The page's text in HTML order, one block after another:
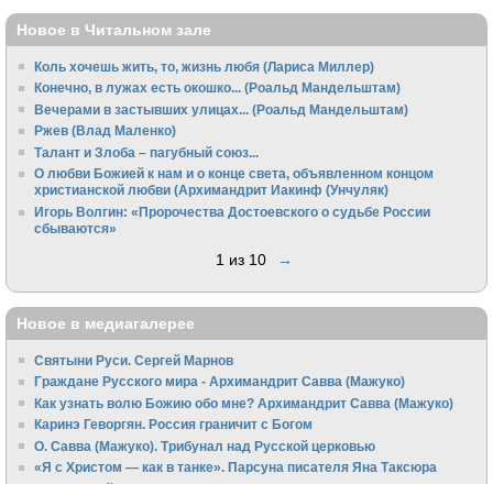
Новое в Читальном зале
Коль хочешь жить, то, жизнь любя (Лариса Миллер)
Конечно, в лужах есть окошко... (Роальд Мандельштам)
Вечерами в застывших улицах... (Роальд Мандельштам)
Ржев (Влад Маленко)
Талант и Злоба – пагубный союз...
О любви Божией к нам и о конце света, объявленном концом
христианской любви (Архимандрит Иакинф (Унчуляк)
Игорь Волгин: «Пророчества Достоевского о судьбе России
сбываются»
1 из 10 →
Новое в медиагалерее
Святыни Руси. Сергей Марнов
Граждане Русского мира - Архимандрит Савва (Мажуко)
Как узнать волю Божию обо мне? Архимандрит Савва (Мажуко)
Каринэ Геворгян. Россия граничит с Богом
О. Савва (Мажуко). Трибунал над Русской церковью
«Я с Христом — как в танке». Парсуна писателя Яна Таксюра